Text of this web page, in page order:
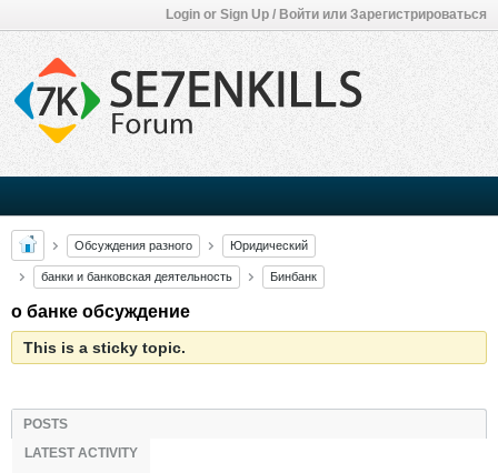
Login or Sign Up / Войти или Зарегистрироваться
Обсуждения разного Юридический
банки и банковская деятельность Бинбанк
о банке обсуждение
This is a sticky topic.
POSTS
LATEST ACTIVITY